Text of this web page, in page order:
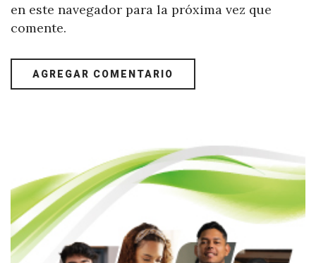
en este navegador para la próxima vez que
comente.